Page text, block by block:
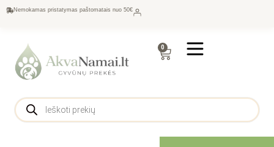
Nemokamas pristatymas paštomatais nuo 50€
0